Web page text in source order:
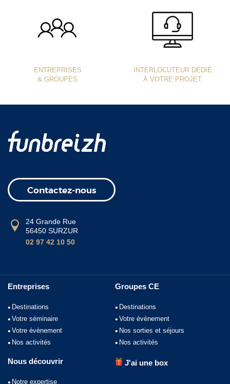
ENTREPRISES
& GROUPES
INTERLOCUTEUR DÉDIÉ
À VOTRE PROJET
Contactez-nous
24 Grande Rue
56450 SURZUR
02 97 42 10 50
Entreprises
Destinations
Votre séminaire
Votre évènement
Nos activités
Groupes CE
Destinations
Votre évènement
Nos sorties et séjours
Nos activités
Nous découvrir
Notre expertise
J'ai une box